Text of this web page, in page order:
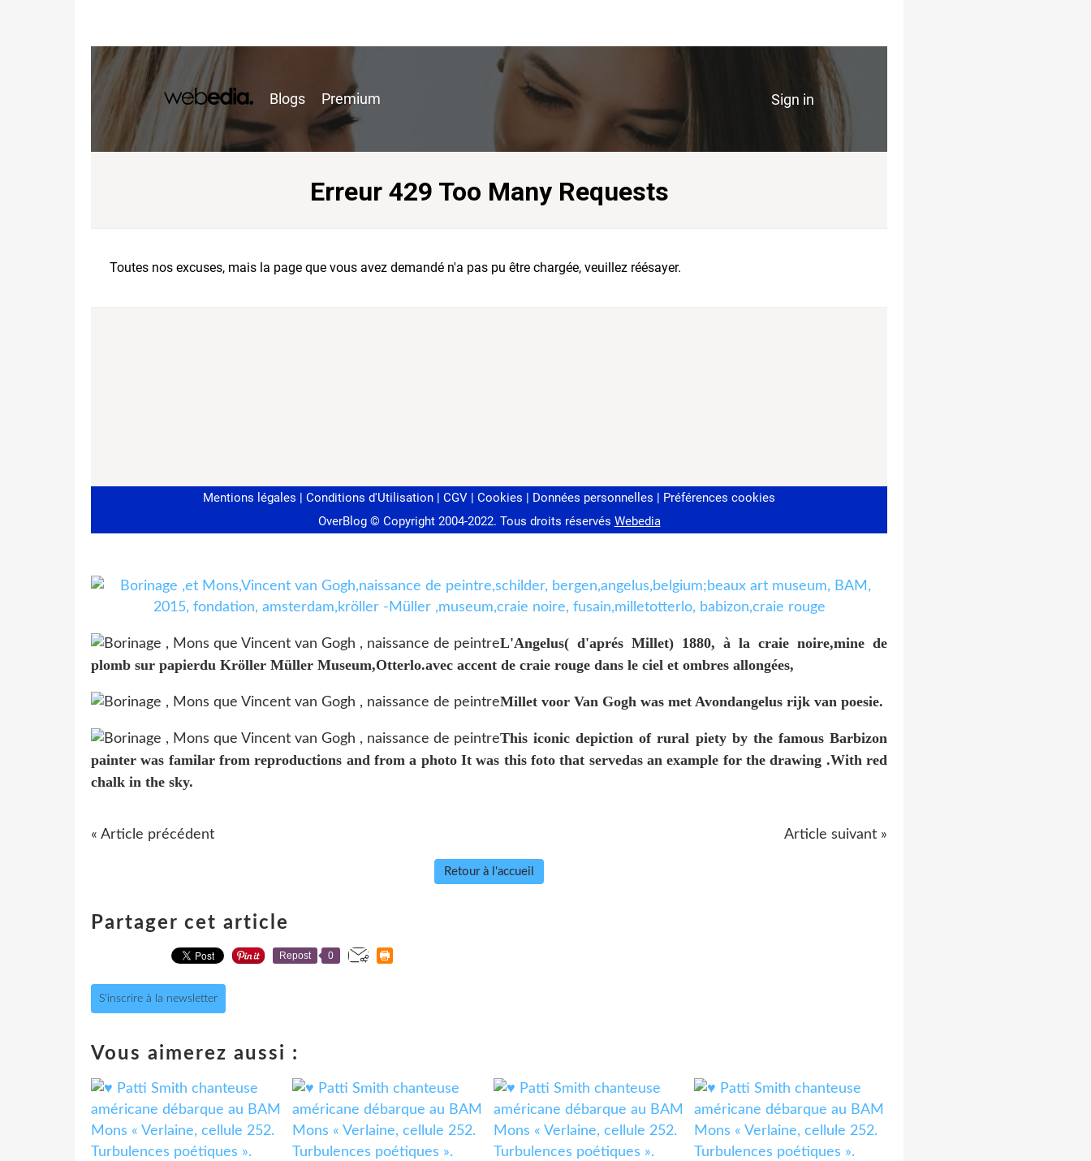
L'Angelus( d'aprés Millet) 1880, à la craie noire,mine de
plomb sur papierdu Kröller Müller Museum,Otterlo.avec accent de craie rouge dans le ciel et ombres allongées,
Millet voor Van Gogh was met Avondangelus rijk van poesie.
This iconic depiction of rural piety by the famous Barbizon
painter was familar from reproductions and from a photo It was this foto that servedas an example for the drawing .With red
chalk in the sky.
« Article précédent Article suivant »
Retour à l'accueil
Partager cet article
Repost 0
S'inscrire à la newsletter
Vous aimerez aussi :